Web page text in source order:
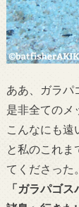
ああ、ガラパ
是非全てのメ
こんなにも遠
と私のこれま
てくださった。
「ガラパゴ